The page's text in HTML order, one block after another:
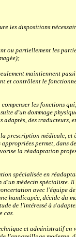
dispositions
partiellement les
maintiennent
et contrôlent le
les fonctions
d'un dommage
adaptés, des traducteurs,
médicale, et
permet, dans
la réadaptation
spécialisée en
médecin spécialiste.
avec l'équipe
handicapée, décide du
de l'intéressé à
cas.
et administratif en